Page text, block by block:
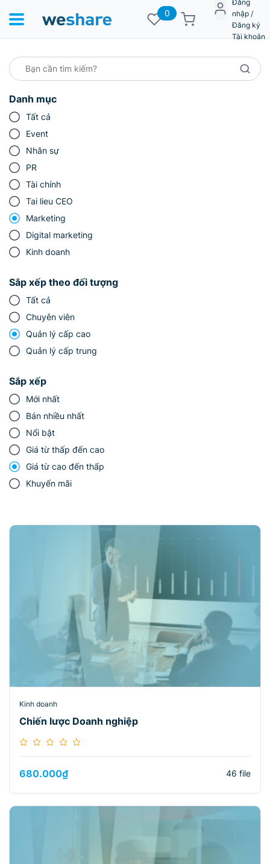
0
Đăng
nhập /
Đăng ký
Tài khoản
Danh mục
Tất cả
Event
Nhân sự
PR
Tài chính
Tai lieu CEO
Marketing
Digital marketing
Kinh doanh
Sắp xếp theo đối tượng
Tất cả
Chuyên viên
Quản lý cấp cao
Quản lý cấp trung
Sắp xếp
Mới nhất
Bán nhiều nhất
Nổi bật
Giá từ thấp đến cao
Giá từ cao đến thấp
Khuyến mãi
Kinh doanh
Chiến lược Doanh nghiệp
680.000₫ 46 file